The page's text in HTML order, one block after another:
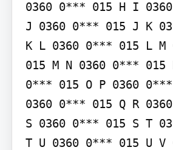
0360 0*** 015 H I
J 0360 0*** 015 J K
K L 0360 0*** 015 L M
015 M N 0360 0*** 015
0*** 015 O P 0360
0360 0*** 015 Q R
S 0360 0*** 015 S T
T U 0360 0*** 015 U V